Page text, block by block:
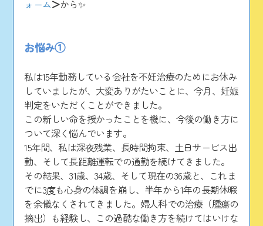
ォーム＞から✨
お悩み①
私は15年勤務している会社を不妊治療のためにお休み
していましたが、大変ありがたいことに、今月、妊娠
判定をいただくことができました。
​この新しい命を授かったことを機に、今後の働き方に
ついて深く悩んでいます。
​15年間、私は深夜残業、長時間拘束、土日サービス出
勤、そして長距離運転での通勤を続けてきました。
その結果、31歳、34歳、そして現在の36歳と、これま
でに3度も心身の体調を崩し、半年から1年の長期休暇
を余儀なくされてきました。婦人科での治療（腫瘍の
摘出）も経験し、この過酷な働き方を続けてはいけな